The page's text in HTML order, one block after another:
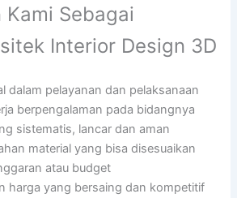
Kami Sebagai
Interior Design 3D
dalam pelayanan dan pelaksanaan
berpengalaman pada bidangnya
sistematis, lancar dan aman
material yang bisa disesuaikan
atau budget
harga yang bersaing dan kompetitif